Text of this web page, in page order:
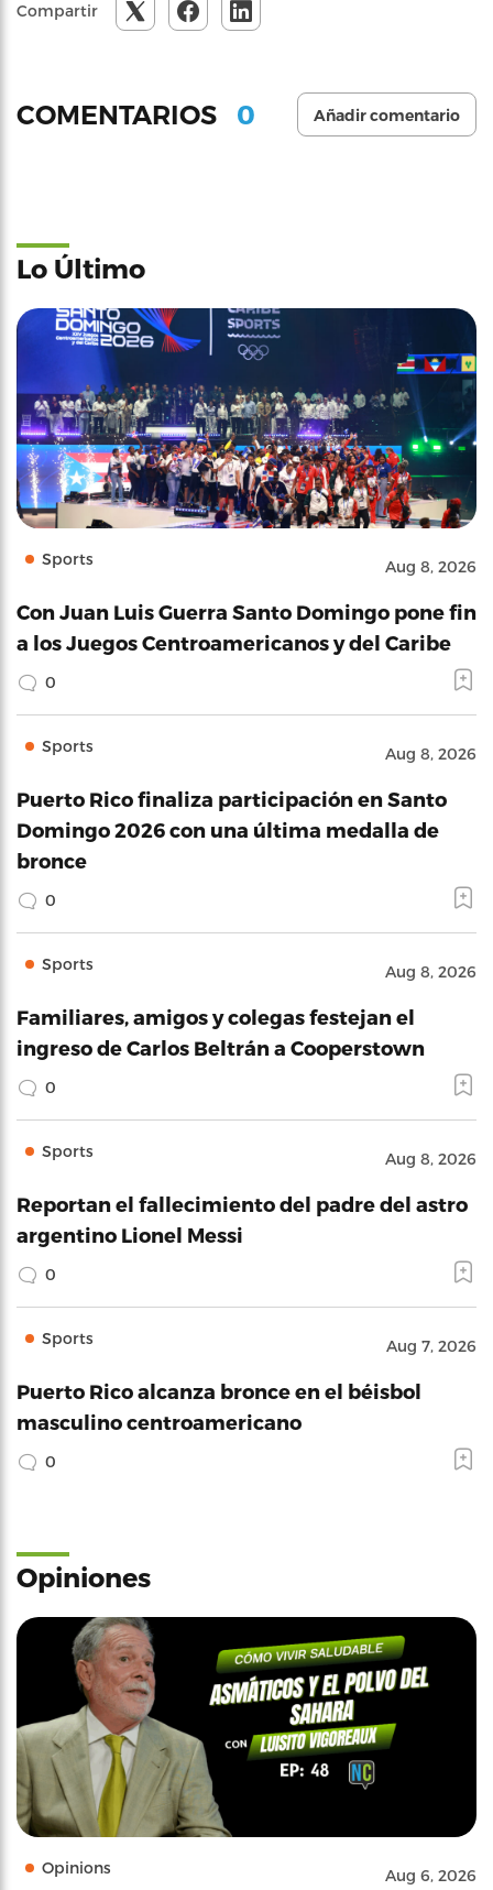
Compartir
COMENTARIOS 0 Añadir comentario
Lo Último
Sports Aug 8, 2026
Con Juan Luis Guerra Santo Domingo pone fin
a los Juegos Centroamericanos y del Caribe
0
Sports Aug 8, 2026
Puerto Rico finaliza participación en Santo
Domingo 2026 con una última medalla de
bronce
0
Sports Aug 8, 2026
Familiares, amigos y colegas festejan el
ingreso de Carlos Beltrán a Cooperstown
0
Sports Aug 8, 2026
Reportan el fallecimiento del padre del astro
argentino Lionel Messi
0
Sports Aug 7, 2026
Puerto Rico alcanza bronce en el béisbol
masculino centroamericano
0
Opiniones
Opinions Aug 6, 2026